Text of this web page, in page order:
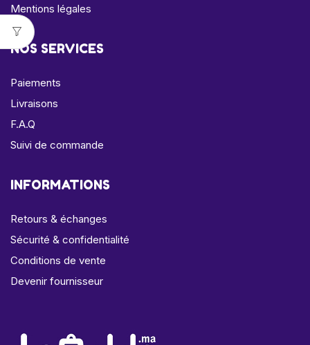
Mentions légales
NOS SERVICES
Paiements
Livraisons
F.A.Q
Suivi de commande
INFORMATIONS
Retours & échanges
Sécurité & confidentialité
Conditions de vente
Devenir fournisseur